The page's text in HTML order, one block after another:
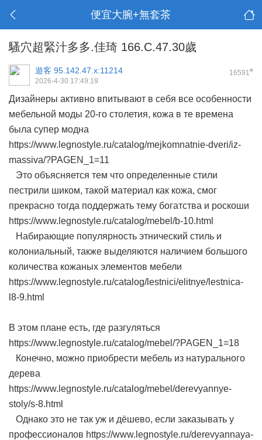
便宜大腕+無套茶
騷穴超緊汁多多.佳琦 166.C.47.30歲
16591#
遊客 95.142.47.x:11214
2026-4-30 17:49:19
Дизайнеры активно впитывают в себя все особенности
мебельной моды 20-го столетия, кожа в те времена
была супер модна
https://www.legnostyle.ru/catalog/mejkomnatnie-dveri/iz-
massiva/?PAGEN_1=11
Это объясняется тем что определенные стили
пестрили шиком, такой материал как кожа, смог
прекрасно тогда поддержать тему богатства и роскоши
https://www.legnostyle.ru/catalog/mebel/b-10.html
Набирающие популярность этнический стиль и
колониальный, также выделяются наличием большого
количества кожаных элементов мебели
https://www.legnostyle.ru/catalog/lestnici/elitnye/lestnica-
l8-9.html
В этом плане есть, где разгуляться
https://www.legnostyle.ru/catalog/mebel/?PAGEN_1=18
Конечно, можно приобрести мебель из натурального
дерева
https://www.legnostyle.ru/catalog/mebel/derevyannye-
stoly/s-8.html
Однако это не так уж и дёшево, если заказывать у
профессионалов https://www.legnostyle.ru/derevyannaya-